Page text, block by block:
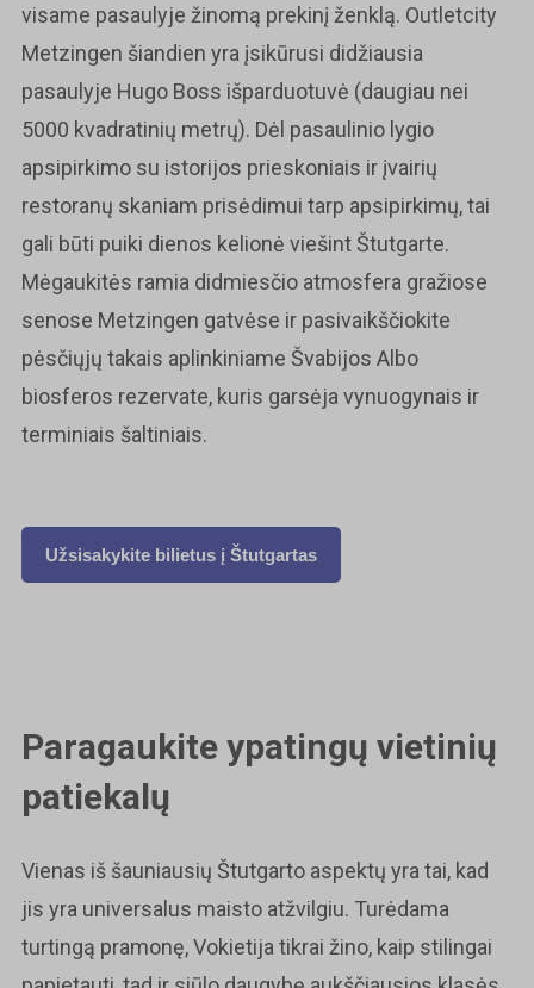
visame pasaulyje žinomą prekinį ženklą. Outletcity
Metzingen šiandien yra įsikūrusi didžiausia
pasaulyje Hugo Boss išparduotuvė (daugiau nei
5000 kvadratinių metrų). Dėl pasaulinio lygio
apsipirkimo su istorijos prieskoniais ir įvairių
restoranų skaniam prisėdimui tarp apsipirkimų, tai
gali būti puiki dienos kelionė viešint Štutgarte.
Mėgaukitės ramia didmiesčio atmosfera gražiose
senose Metzingen gatvėse ir pasivaikščiokite
pėsčiųjų takais aplinkiniame Švabijos Albo
biosferos rezervate, kuris garsėja vynuogynais ir
terminiais šaltiniais.
Užsisakykite bilietus į Štutgartas
Paragaukite ypatingų vietinių
patiekalų
Vienas iš šauniausių Štutgarto aspektų yra tai, kad
jis yra universalus maisto atžvilgiu. Turėdama
turtingą pramonę, Vokietija tikrai žino, kaip stilingai